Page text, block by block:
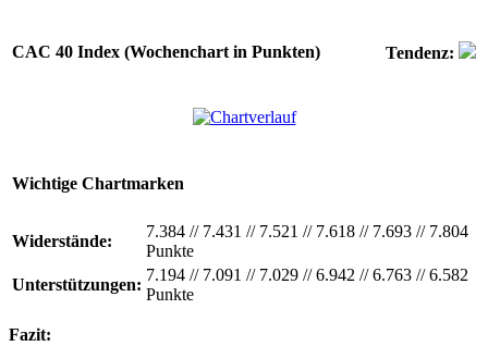
CAC 40 Index (Wochenchart in Punkten) Tendenz:
Wichtige Chartmarken
Widerstände:
7.384 //7.431 //7.521 //7.618 //7.693 //7.804
Punkte
Unterstützungen:
7.194 //7.091 //7.029 //6.942 //6.763 //6.582
Punkte
Fazit: